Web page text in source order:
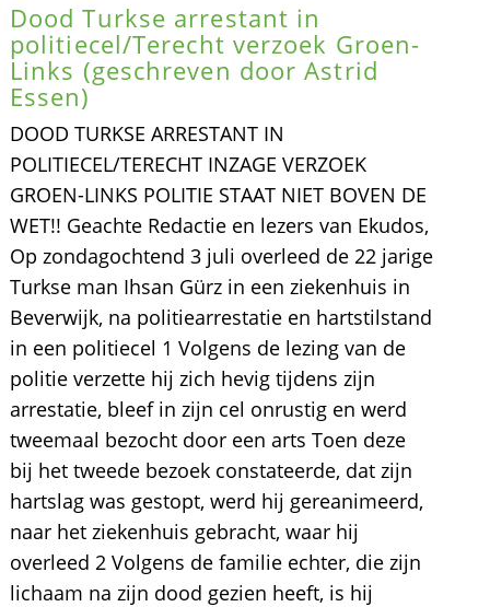
Dood Turkse arrestant in
politiecel/Terecht verzoek Groen-
Links (geschreven door Astrid
Essen)
DOOD TURKSE ARRESTANT IN
POLITIECEL/TERECHT INZAGE VERZOEK
GROEN-LINKS POLITIE STAAT NIET BOVEN DE
WET!! Geachte Redactie en lezers van Ekudos,
Op zondagochtend 3 juli overleed de 22 jarige
Turkse man Ihsan Gürz in een ziekenhuis in
Beverwijk, na politiearrestatie en hartstilstand
in een politiecel 1 Volgens de lezing van de
politie verzette hij zich hevig tijdens zijn
arrestatie, bleef in zijn cel onrustig en werd
tweemaal bezocht door een arts Toen deze
bij het tweede bezoek constateerde, dat zijn
hartslag was gestopt, werd hij gereanimeerd,
naar het ziekenhuis gebracht, waar hij
overleed 2 Volgens de familie echter, die zijn
lichaam na zijn dood gezien heeft, is hij